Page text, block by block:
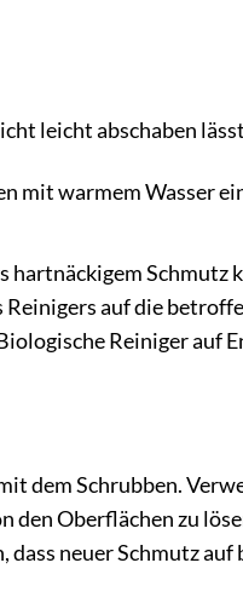
leicht abschaben
mit warmem Wasser
hartnäckigem Schmutz
auf die
Reiniger auf
dem Schrubben.
den Oberflächen zu
dass neuer Schmutz